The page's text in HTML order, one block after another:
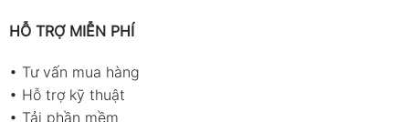
HỖ TRỢ MIỄN PHÍ
• Tư vấn mua hàng
• Hỗ trợ kỹ thuật
• Tải phần mềm